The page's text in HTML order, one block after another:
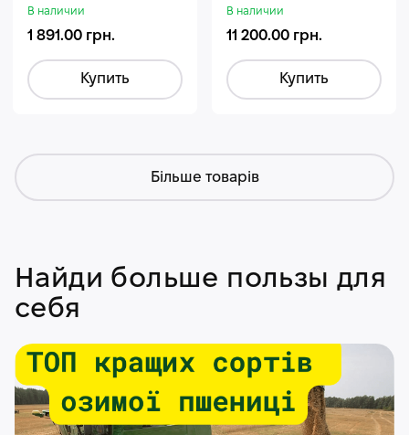
Стармакс Гумифос
В наличии
1 891.00 грн.
Купить
В наличии
11 200.00 грн.
Купить
Більше товарів
Найди больше пользы для
себя